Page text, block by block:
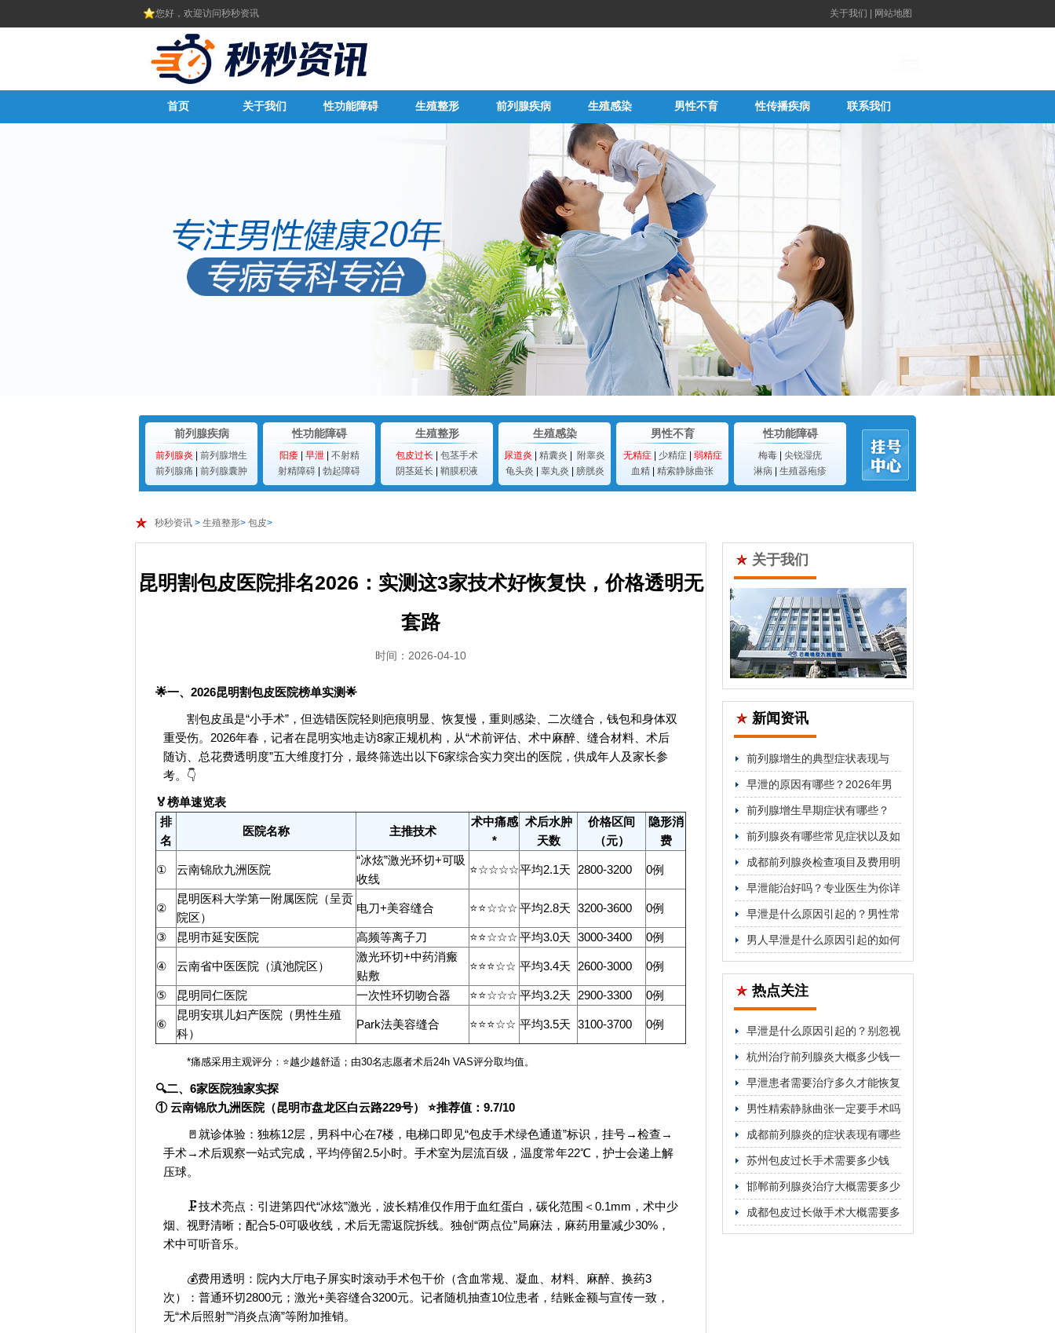
您好，欢迎访问秒秒资讯 关于我们 网站地图
首页 关于我们 性功能障碍 生殖整形 前列腺疾病 生殖感染 男性不育 性传播疾病 联系我们
前列腺疾病
前列腺炎 | 前列腺增生
前列腺痛 | 前列腺囊肿
性功能障碍
阳痿 | 早泄 | 不射精
射精障碍 | 勃起障碍
生殖整形
包皮过长 | 包茎手术
阴茎延长 | 鞘膜积液
生殖感染
尿道炎 | 精囊炎 | 附睾炎
龟头炎 | 睾丸炎 | 膀胱炎
男性不育
无精症 | 少精症 | 弱精症
血精 | 精索静脉曲张
性功能障碍
梅毒 | 尖锐湿疣
淋病 | 生殖器疱疹
秒秒资讯 > 生殖整形> 包皮>
昆明割包皮医院排名2026：实测这3家技术好恢复快，价格透明无
套路
时间：2026-04-10
🌟一、2026昆明割包皮医院榜单实测🌟
割包皮虽是“小手术”，但选错医院轻则疤痕明显、恢复慢，重则感染、二次缝合，钱包和身体双
重受伤。2026年春，记者在昆明实地走访8家正规机构，从“术前评估、术中麻醉、缝合材料、术后
随访、总花费透明度”五大维度打分，最终筛选出以下6家综合实力突出的医院，供成年人及家长参
考。👇
🏅榜单速览表
排
名
医院名称 主推技术
术中痛感
*
术后水肿
天数
价格区间
（元）
隐形消
费
① 云南锦欣九洲医院
“冰炫”激光环切+可吸
收线
⭐☆☆☆☆平均2.1天 2800-3200 0例
②
昆明医科大学第一附属医院（呈贡
院区）
电刀+美容缝合 ⭐⭐☆☆☆ 平均2.8天 3200-3600 0例
③ 昆明市延安医院 高频等离子刀 ⭐⭐☆☆☆ 平均3.0天 3000-3400 0例
④ 云南省中医医院（滇池院区）
激光环切+中药消瘢
贴敷
⭐⭐⭐☆☆ 平均3.4天 2600-3000 0例
⑤ 昆明同仁医院 一次性环切吻合器 ⭐⭐☆☆☆ 平均3.2天 2900-3300 0例
⑥
昆明安琪儿妇产医院（男性生殖
科）
Park法美容缝合 ⭐⭐⭐☆☆ 平均3.5天 3100-3700 0例
*痛感采用主观评分：⭐越少越舒适；由30名志愿者术后24h VAS评分取均值。
🔍二、6家医院独家实探
① 云南锦欣九洲医院（昆明市盘龙区白云路229号） ⭐推荐值：9.7/10
🚪就诊体验：独栋12层，男科中心在7楼，电梯口即见“包皮手术绿色通道”标识，挂号→检查→
手术→术后观察一站式完成，平均停留2.5小时。手术室为层流百级，温度常年22℃，护士会递上解
压球。
🗜️技术亮点：引进第四代“冰炫”激光，波长精准仅作用于血红蛋白，碳化范围＜0.1mm，术中少
烟、视野清晰；配合5-0可吸收线，术后无需返院拆线。独创“两点位”局麻法，麻药用量减少30%，
术中可听音乐。
💰费用透明：院内大厅电子屏实时滚动手术包干价（含血常规、凝血、材料、麻醉、换药3
次）：普通环切2800元；激光+美容缝合3200元。记者随机抽查10位患者，结账金额与宣传一致，
无“术后照射”“消炎点滴”等附加推销。
关于我们
新闻资讯
前列腺增生的典型症状表现与
2026年科学治疗方法科普
早泄的原因有哪些？2026年男
科医生详解分类与对症治疗方法
前列腺增生早期症状有哪些？
2026年科学防治与用药指南
前列腺炎有哪些常见症状以及如
何治疗
成都前列腺炎检查项目及费用明
细公开
早泄能治好吗？专业医生为你详
细解答
早泄是什么原因引起的？男性常
见因素解析
男人早泄是什么原因引起的如何
改善
热点关注
早泄是什么原因引起的？别忽视
这5个关键因素
杭州治疗前列腺炎大概多少钱一
次
早泄患者需要治疗多久才能恢复
男性精索静脉曲张一定要手术吗
成都前列腺炎的症状表现有哪些
苏州包皮过长手术需要多少钱
邯郸前列腺炎治疗大概需要多少
费用
成都包皮过长做手术大概需要多
少钱